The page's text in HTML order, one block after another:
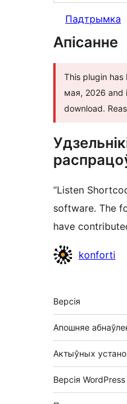
Падтрымка
Апісанне
This plugin has
мая, 2026 and
download.
“Listen
software. The
have
Удзельнікі
konforti
Мета
Версія
Апошняе
Актыўных
Версія WordPress